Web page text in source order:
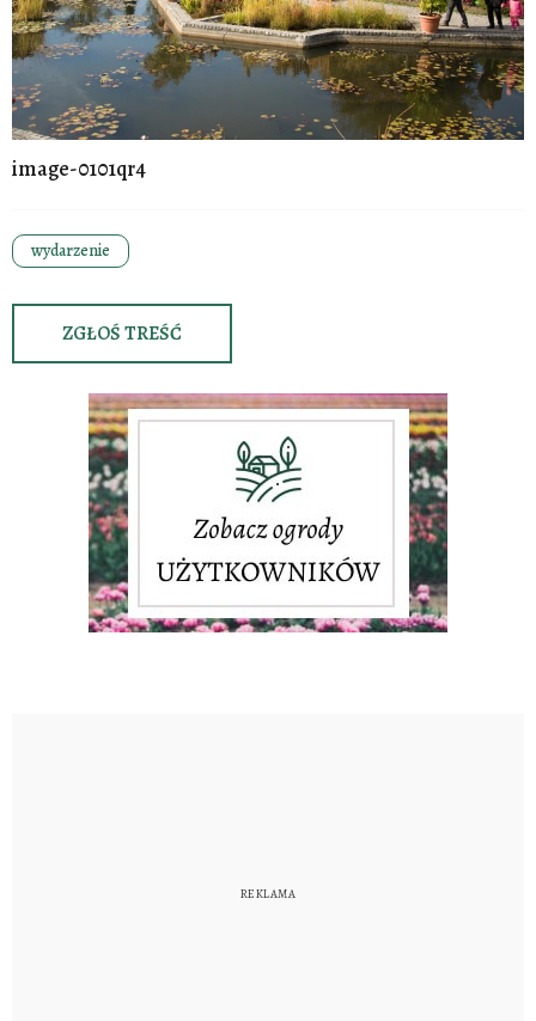
image-0101qr4
wydarzenie
ZGŁOŚ TREŚĆ